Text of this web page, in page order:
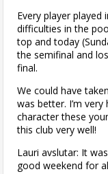
Every player
difficulties in the
top and today
the semifinal and
final.
We could have
was better. I’m
character these
this club very well!
Lauri avslutar: It
good weekend for